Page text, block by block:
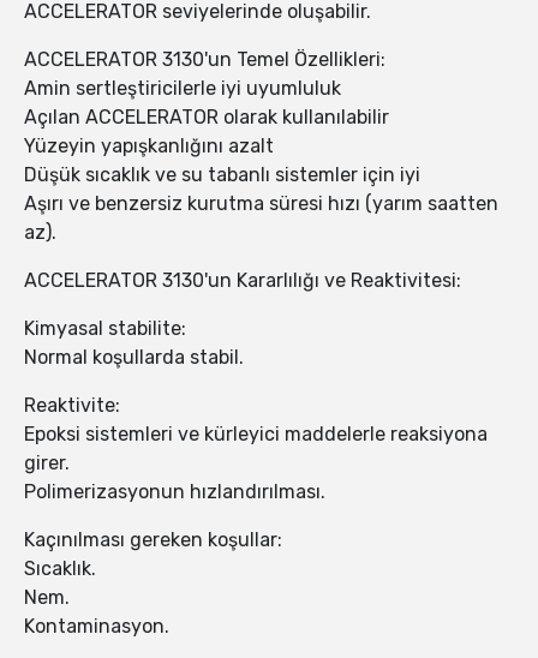
ACCELERATOR seviyelerinde oluşabilir.
ACCELERATOR 3130'un Temel Özellikleri:
Amin sertleştiricilerle iyi uyumluluk
Açılan ACCELERATOR olarak kullanılabilir
Yüzeyin yapışkanlığını azalt
Düşük sıcaklık ve su tabanlı sistemler için iyi
Aşırı ve benzersiz kurutma süresi hızı (yarım saatten
az).
ACCELERATOR 3130'un Kararlılığı ve Reaktivitesi:
Kimyasal stabilite:
Normal koşullarda stabil.
Reaktivite:
Epoksi sistemleri ve kürleyici maddelerle reaksiyona
girer.
Polimerizasyonun hızlandırılması.
Kaçınılması gereken koşullar:
Sıcaklık.
Nem.
Kontaminasyon.